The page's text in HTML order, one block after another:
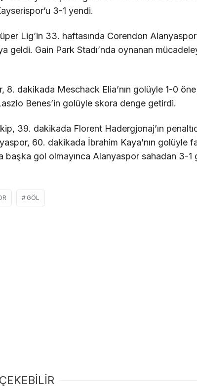
3-1 yendi.
Lig’in 33. haftasında Corendon
geldi. Gain Park Stadı’nda oynanan
8. dakikada Meschack Elia’nın golüyle 1-0
Benes’in golüyle skora denge getirdi.
39. dakikada Florent Hadergjonaj’ın
60. dakikada İbrahim Kaya’nın golüyle
başka gol olmayınca Alanyaspor sahadan 3-1
GÖL
ÇEKEBİLİR